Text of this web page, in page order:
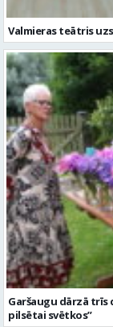
Garšaugu dārzā trīs
pilsētai svētkos”